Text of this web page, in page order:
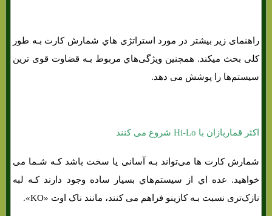
راهنمای زیر بیشتر در مورد استراتژی هاي‌ شمارش کارت بـه طور
کلی بحث میکند. همچنین ویژگی‌هاي‌ مربوط بـه قضاوت قوی ترین
سیستم‌ها را پوشش می دهد.
اکثر قماربازان با Hi-Lo شروع می کنند
شمارش کارت ها می‌تواند بـه آسانی یا سخت باشد کـه شـما می
خواهید. عده اي از سیستم‌هاي‌ بسیار ساده وجود دارند کـه لبه
نازک‌تری نسبت بـه کازینو فراهم می کنند، مانند ناک اوت «KO».